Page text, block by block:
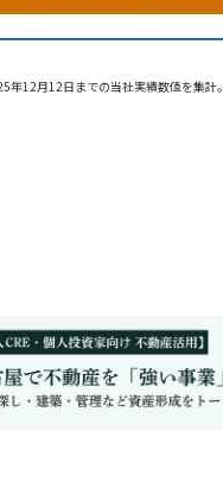
年12月12日までの当社実績数値を集計。